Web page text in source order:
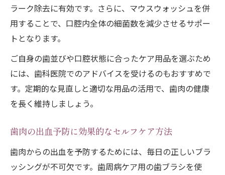
ラーク除去に有効です。さらに、マウスウォッシュを併
用することで、口腔内全体の細菌数を減少させるサポー
トとなります。
ご自身の歯並びや口腔状態に合ったケア用品を選ぶため
には、歯科医院でのアドバイスを受けるのもおすすめで
す。定期的な見直しと適切な用品の活用で、歯肉の健康
を長く維持しましょう。
歯肉の出血予防に効果的なセルフケア方法
歯肉からの出血を予防するためには、毎日の正しいブラ
ッシングが不可欠です。歯周病ケア用の歯ブラシを使